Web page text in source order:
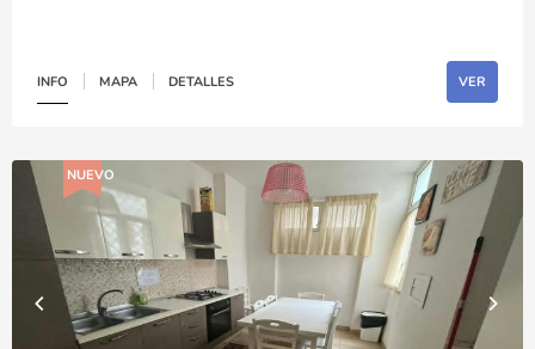
INFO MAPA DETALLES VER
NUEVO